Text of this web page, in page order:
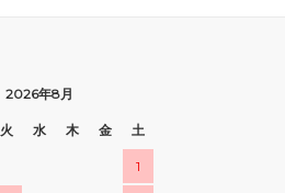
2026年8月
火 水 木 金 土
1